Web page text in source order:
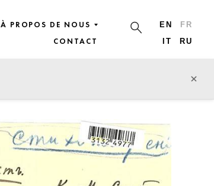
À PROPOS DE NOUS
CONTACT
EN
FR
IT
RU
×